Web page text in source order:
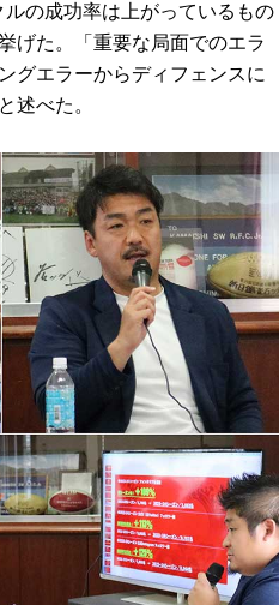
の成功率は上がっているもの
げた。「重要な局面でのエラ
グエラーからディフェンスに
述べた。